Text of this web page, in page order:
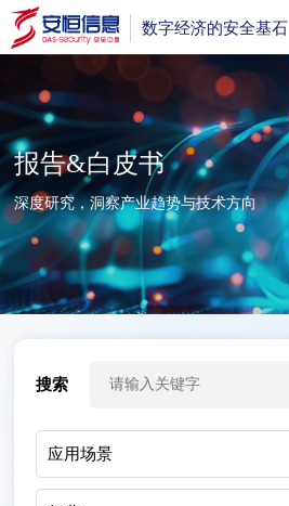
数字经济的安全基石
报告&白皮书
深度研究，洞察产业趋势与技术方向
搜索
应用场景